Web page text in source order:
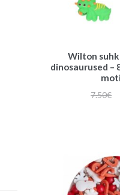
Wilton
dinosaurused –
7.50€